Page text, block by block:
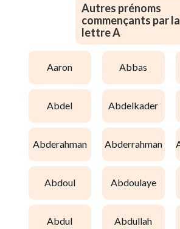
Autres prénoms
commençants par la
lettre A
aaron abbas
abdel abdelkader
abderahman abderrahman
abdoul abdoulaye
abdul abdullah